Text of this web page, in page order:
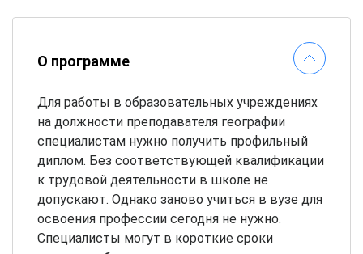
О программе
Для работы в образовательных учреждениях
на должности преподавателя географии
специалистам нужно получить профильный
диплом. Без соответствующей квалификации
к трудовой деятельности в школе не
допускают. Однако заново учиться в вузе для
освоения профессии сегодня не нужно.
Специалисты могут в короткие сроки